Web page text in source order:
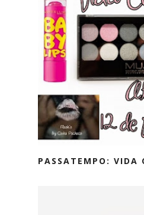
PASSATEMPO: VIDA